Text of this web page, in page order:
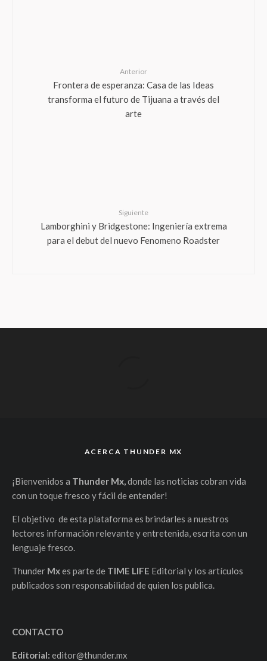
Anterior
Frontera de esperanza: Casa de las Ideas
transforma el futuro de Tijuana a través del
arte
Siguiente
Lamborghini y Bridgestone: Ingeniería extrema
para el debut del nuevo Fenomeno Roadster
ACERCA THUNDER MX
¡Bienvenidos a Thunder Mx,donde las noticias cobran vida
con un toque fresco y fácil de entender!
El objetivo de esta plataforma es brindarles a nuestros
lectores información relevante y entretenida, escrita con un
lenguaje fresco.
Thunder Mxes parte de TIME LIFE Editorial y los artículos
publicados son responsabilidad de quien los publica.
CONTACTO
Editorial: editor@thunder.mx